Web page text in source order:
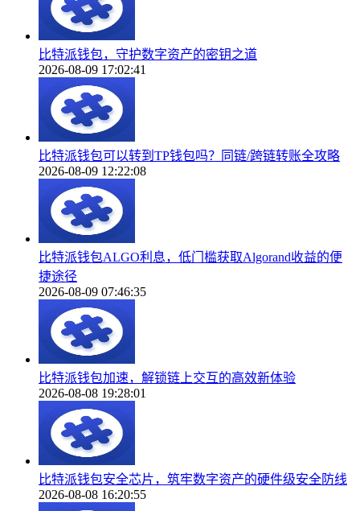
比特派钱包，守护数字资产的密钥之道
2026-08-09 17:02:41
比特派钱包可以转到TP钱包吗？同链/跨链转账全攻略
2026-08-09 12:22:08
比特派钱包ALGO利息，低门槛获取Algorand收益的便
捷途径
2026-08-09 07:46:35
比特派钱包加速，解锁链上交互的高效新体验
2026-08-08 19:28:01
比特派钱包安全芯片，筑牢数字资产的硬件级安全防线
2026-08-08 16:20:55